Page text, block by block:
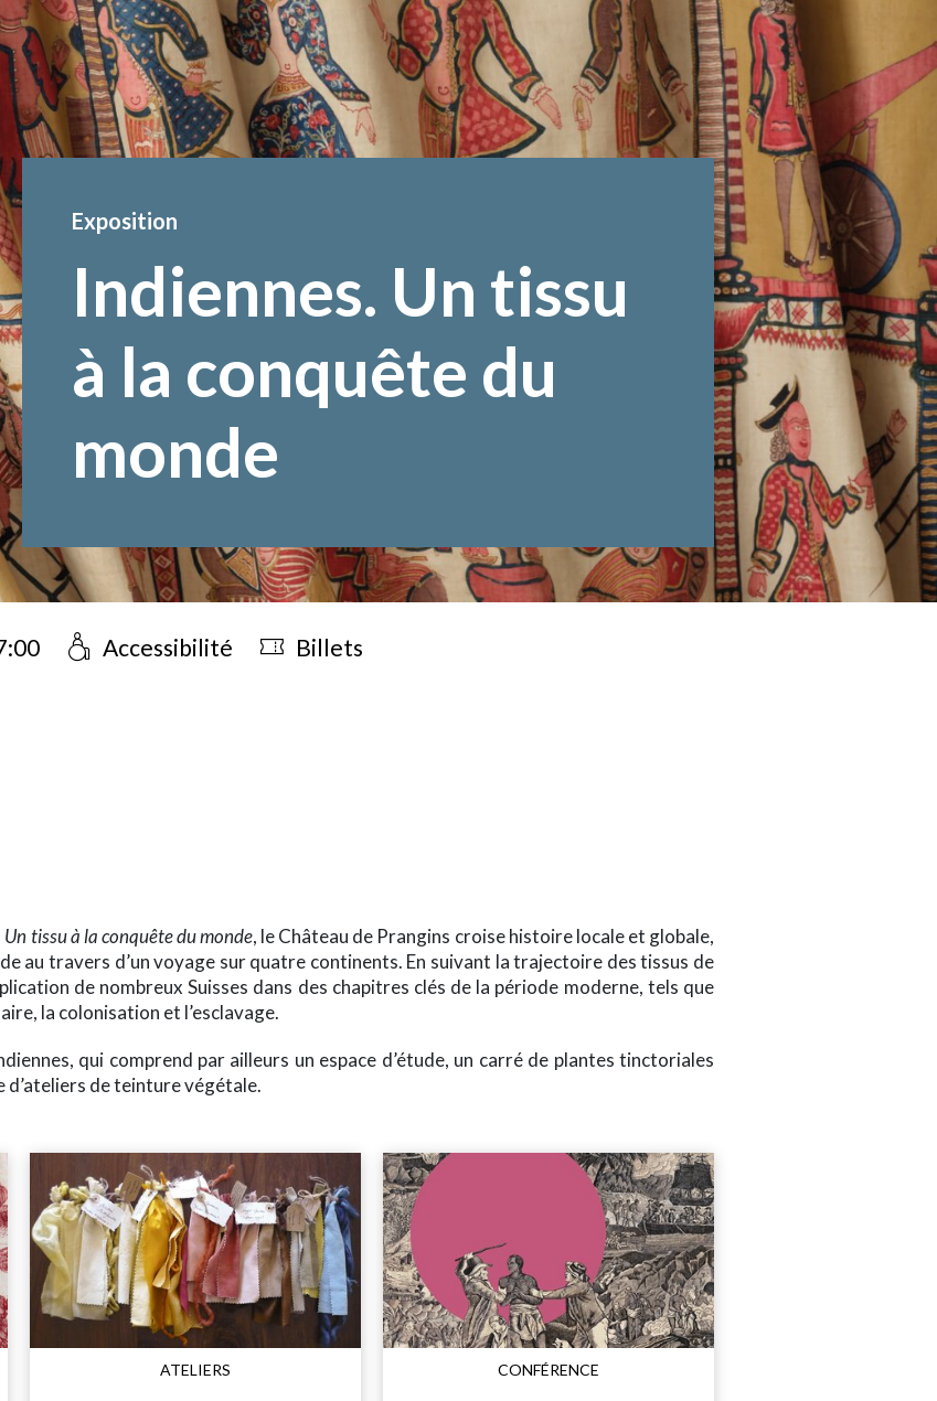
Indiennes. Un tissu
à la conquête du
monde
Exposition
Accessibilité Billets
tissu à la conquête du monde, le Château de Prangins croise histoire locale et globale,
au travers d’un voyage sur quatre continents. En suivant la trajectoire des tissus de
de nombreux Suisses dans des chapitres clés de la période moderne, tels que
la colonisation et l’esclavage.
qui comprend par ailleurs un espace d’étude, un carré de plantes tinctoriales
de teinture végétale.
ATELIERS CONFÉRENCE